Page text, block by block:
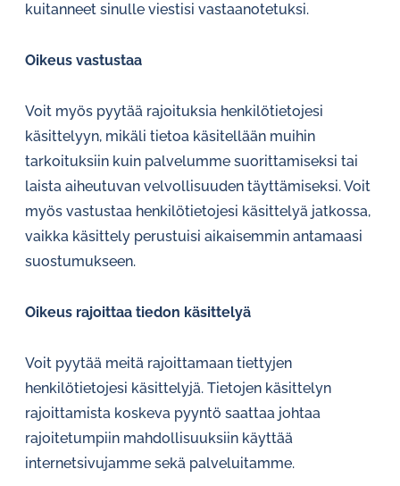
kuitanneet sinulle viestisi vastaanotetuksi.
Oikeus vastustaa
Voit myös pyytää rajoituksia henkilötietojesi
käsittelyyn, mikäli tietoa käsitellään muihin
tarkoituksiin kuin palvelumme suorittamiseksi tai
laista aiheutuvan velvollisuuden täyttämiseksi. Voit
myös vastustaa henkilötietojesi käsittelyä jatkossa,
vaikka käsittely perustuisi aikaisemmin antamaasi
suostumukseen.
Oikeus rajoittaa tiedon käsittelyä
Voit pyytää meitä rajoittamaan tiettyjen
henkilötietojesi käsittelyjä. Tietojen käsittelyn
rajoittamista koskeva pyyntö saattaa johtaa
rajoitetumpiin mahdollisuuksiin käyttää
internetsivujamme sekä palveluitamme.